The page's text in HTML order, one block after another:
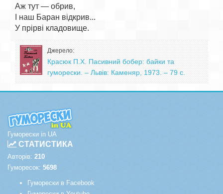
Аж тут — обрив,
І наш Баран відкрив...
Джерело:
Красюк П.Х. Пасивний бобер: байки та
гуморески. – Львів: Каменяр, 1973. – 79 с.
Гуморески in UA
СТАТИСТИКА
Авторів: 210
Гуморесок: 5698
Гуморески в Facebook